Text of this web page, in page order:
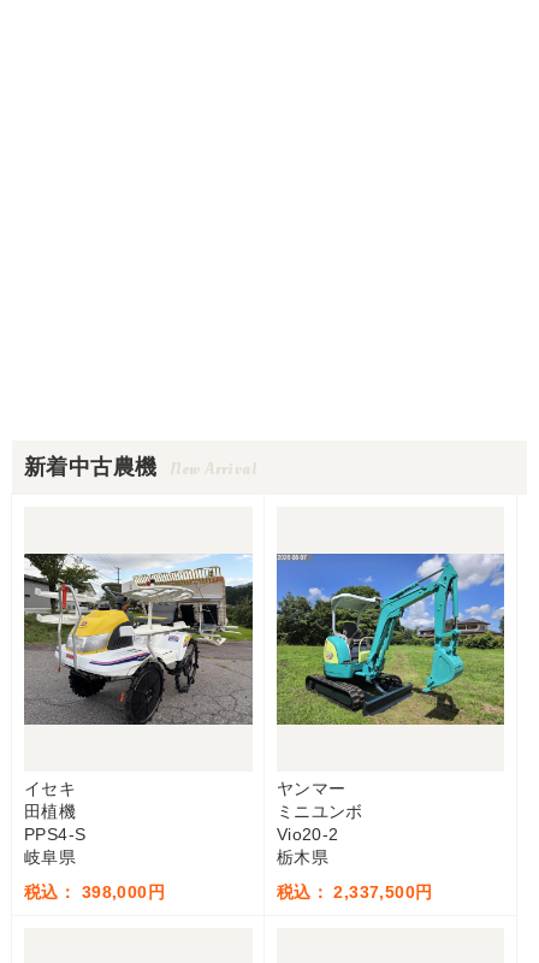
新着中古農機 New Arrival
イセキ
田植機
PPS4-S
岐阜県
税込： 398,000円
ヤンマー
ミニユンボ
Vio20-2
栃木県
税込： 2,337,500円